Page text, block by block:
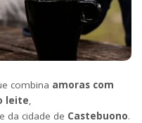
combina amoras com
leite,
da cidade de Castebuono.